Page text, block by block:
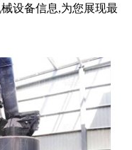
设备信息,为您展现最